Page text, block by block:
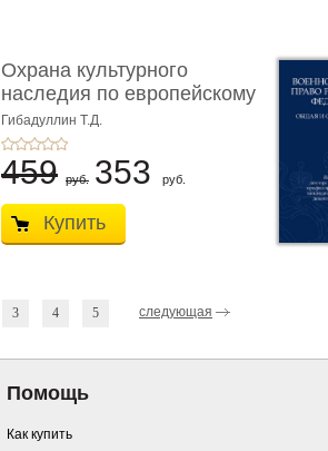
Охрана культурного
наследия по европейскому
п ...
Гибадуллин Т.Д.
459 руб. 353 руб.
Купить
3 4 5 следующая
Помощь
Как купить